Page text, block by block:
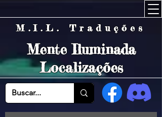
Mente Iluminada
Localizações
M.I.L. Traduções